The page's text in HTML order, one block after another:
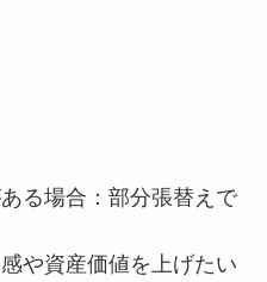
る場合：部分張替えで
や資産価値を上げたい